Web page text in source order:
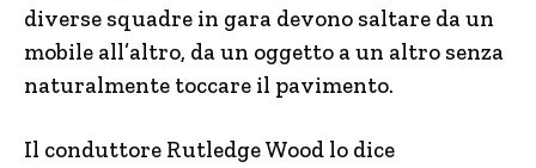
diverse squadre in gara devono saltare da un
mobile all’altro, da un oggetto a un altro senza
naturalmente toccare il pavimento.
Il conduttore Rutledge Wood lo dice